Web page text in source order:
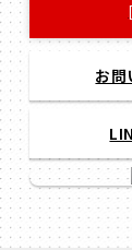
お問